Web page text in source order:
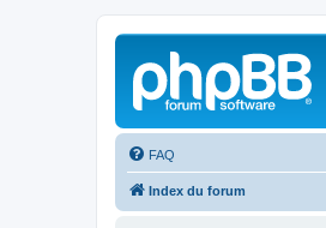
FAQ
Index du forum